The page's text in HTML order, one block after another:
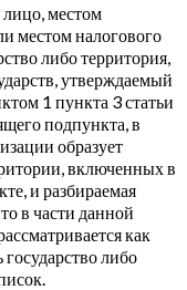
лицо, местом
местом налогового
либо территория,
утверждаемый
1 пункта 3 статьи
подпункта, в
образует
включенных в
и разбираемая
в части данной
как
либо